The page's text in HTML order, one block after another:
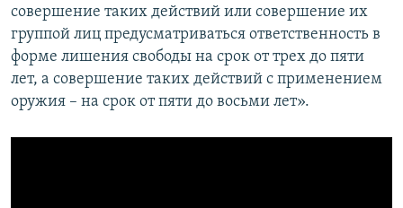
совершение таких действий или совершение их
группой лиц предусматриваться ответственность в
форме лишения свободы на срок от трех до пяти
лет, а совершение таких действий с применением
оружия – на срок от пяти до восьми лет».